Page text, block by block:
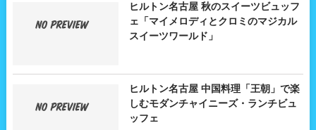
ヒルトン名古屋 秋のスイーツビュッフ
ェ「マイメロディとクロミのマジカル
スイーツワールド」
ヒルトン名古屋 中国料理「王朝」で楽
しむモダンチャイニーズ・ランチビュ
ッフェ